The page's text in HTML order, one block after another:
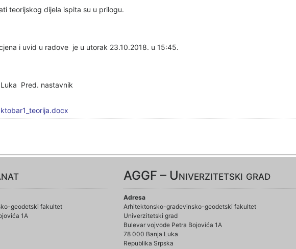
teorijskog dijela ispita su u prilogu.
i uvid u radove je u utorak 23.10.2018. u 15:45.
Pred. nastavnik
geodetski fakultet
1A
AGGF – Univerzitetski grad
Adresa
Arhitektonsko-građevinsko-geodetski fakultet
Univerzitetski grad
Bulevar vojvode Petra Bojovića 1A
78 000 Banja Luka
Republika Srpska